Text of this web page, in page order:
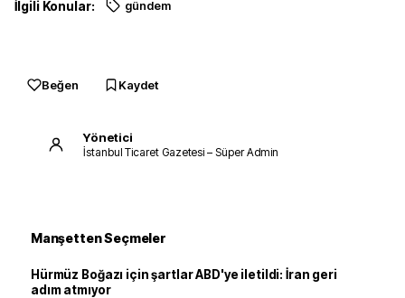
İlgili Konular: gündem
Beğen Kaydet
Yönetici
İstanbul Ticaret Gazetesi – Süper Admin
Manşetten Seçmeler
Hürmüz Boğazı için şartlar ABD'ye iletildi: İran geri
adım atmıyor